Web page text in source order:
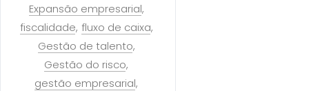
Expansão empresarial
fiscalidade fluxo de caixa
Gestão de talento
Gestão do risco
gestão empresarial